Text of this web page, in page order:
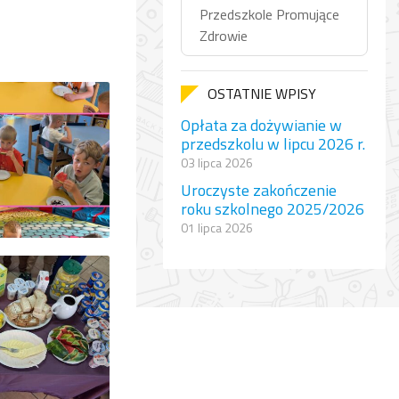
Przedszkole Promujące
Zdrowie
OSTATNIE WPISY
Opłata za dożywianie w
przedszkolu w lipcu 2026 r.
03 lipca 2026
Uroczyste zakończenie
roku szkolnego 2025/2026
01 lipca 2026